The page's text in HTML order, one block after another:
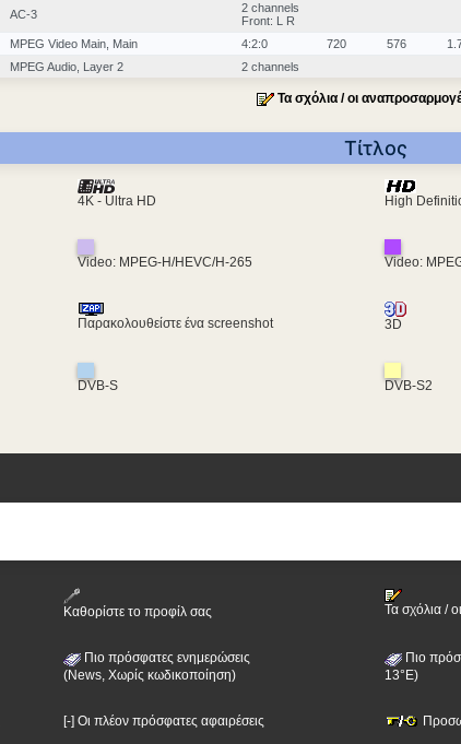
AC-3
2 channels
Front: L R
MPEG Video Main, Main 4:2:0 720 576
MPEG Audio, Layer 2 2 channels
Τα σχόλια / οι
Τίτλος
4K - Ultra HD High
Video: MPEG-H/HEVC/H-265 Video:
Παρακολουθείστε ένα screenshot 3D
DVB-S DVB-S2
Καθορίστε το προφίλ σας
Τα σχόλια /
Πιο πρόσφατες ενημερώσεις
(News, Χωρίς κωδικοποίηση)
Πιο
13°E)
[-] Οι πλέον πρόσφατες αφαιρέσεις